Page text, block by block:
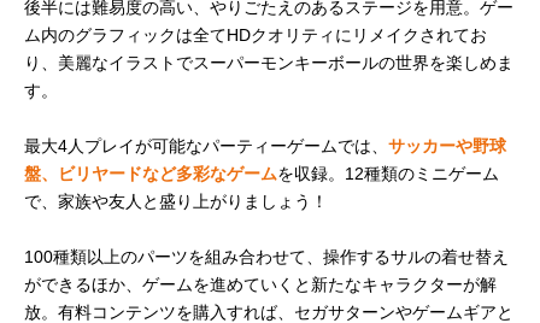
後半には難易度の高い、やりごたえのあるステージを用意。ゲー
ム内のグラフィックは全てHDクオリティにリメイクされてお
り、美麗なイラストでスーパーモンキーボールの世界を楽しめま
す。
最大4人プレイが可能なパーティーゲームでは、 サッカーや野球
盤、ビリヤードなど多彩なゲームを収録。12種類のミニゲーム
で、家族や友人と盛り上がりましょう！
100種類以上のパーツを組み合わせて、操作するサルの着せ替え
ができるほか、ゲームを進めていくと新たなキャラクターが解
放。有料コンテンツを購入すれば、セガサターンやゲームギアと